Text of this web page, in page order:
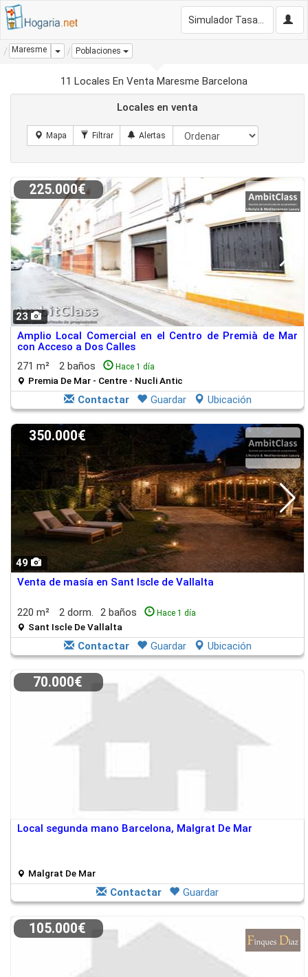
Maresme Dropdown
Poblaciones
11 Locales En Venta Maresme Barcelona
Locales en venta
23
225.000€
Amplio Local Comercial en el Centro de Premià de Mar
con Acceso a Dos Calles
271 m²
2 baños Hace 1 día
Premia De Mar - Centre - Nucli Antic
Contactar Guardar Ubicación
49
350.000€
Venta de masía en Sant Iscle de Vallalta
220 m² 2 dorm. 2 baños Hace 1 día
Sant Iscle De Vallalta
Contactar Guardar Ubicación
70.000€
Local segunda mano Barcelona, Malgrat De Mar
Malgrat De Mar
Contactar Guardar
105.000€